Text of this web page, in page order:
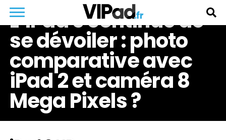
L’iPad 3 continue de
se dévoiler : photo
comparative avec
iPad 2 et caméra 8
Mega Pixels ?